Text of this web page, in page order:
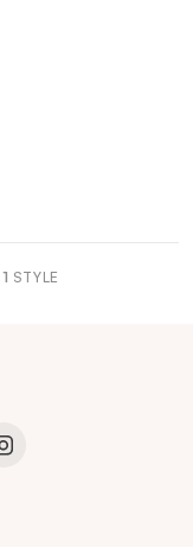
1 STYLE